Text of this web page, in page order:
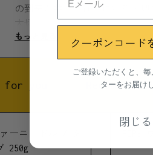
の到来と共に、近くにいる大
大切な人にまで思いを馳せて
サンダルウッド（白檀）の上に
に混ざり合い絶妙なブレンドを
素材
キャンドルには100%ナチュラ
もっと見る
for you
ニードル / ク
250g
PIP:
クーポンコード
ご登録いただくと、
ターをお届け
閉じる